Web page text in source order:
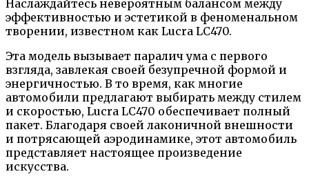
Наслаждайтесь невероятным балансом между
эффективностью и эстетикой в феноменальном
творении, известном как Lucra LC470.
Эта модель вызывает паралич ума с первого
взгляда, завлекая своей безупречной формой и
энергичностью. В то время, как многие
автомобили предлагают выбирать между стилем
и скоростью, Lucra LC470 обеспечивает полный
пакет. Благодаря своей лаконичной внешности
и потрясающей аэродинамике, этот автомобиль
представляет настоящее произведение
искусства.